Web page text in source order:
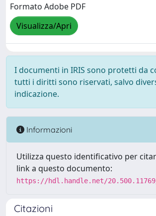
Formato Adobe PDF
Visualizza/Apri
I documenti in IRIS sono protetti da
tutti i diritti sono riservati, salvo
indicazione.
Informazioni
Utilizza questo identificativo per
link a questo documento:
https://hdl.handle.net/
Citazioni